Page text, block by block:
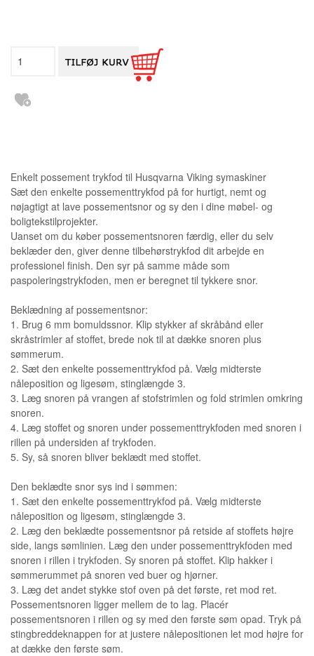
Enkelt possement trykfod til Husqvarna Viking symaskiner
Sæt den enkelte possementtrykfod på for hurtigt, nemt og
nøjagtigt at lave possementsnor og sy den i dine møbel- og
boligtekstilprojekter.
Uanset om du køber possementsnoren færdig, eller du selv
beklæder den, giver denne tilbehørstrykfod dit arbejde en
professionel finish. Den syr på samme måde som
paspoleringstrykfoden, men er beregnet til tykkere snor.
Beklædning af possementsnor:
1. Brug 6 mm bomuldssnor. Klip stykker af skråbånd eller
skråstrimler af stoffet, brede nok til at dække snoren plus
sømmerum.
2. Sæt den enkelte possementtrykfod på. Vælg midterste
nåleposition og ligesøm, stinglængde 3.
3. Læg snoren på vrangen af stofstrimlen og fold strimlen omkring
snoren.
4. Læg stoffet og snoren under possementtrykfoden med snoren i
rillen på undersiden af trykfoden.
5. Sy, så snoren bliver beklædt med stoffet.
Den beklædte snor sys ind i sømmen:
1. Sæt den enkelte possementtrykfod på. Vælg midterste
nåleposition og ligesøm, stinglængde 3.
2. Læg den beklædte possementsnor på retside af stoffets højre
side, langs sømlinien. Læg den under possementtrykfoden med
snoren i rillen i trykfoden. Sy snoren på stoffet. Klip hakker i
sømmerummet på snoren ved buer og hjørner.
3. Læg det andet stykke stof oven på det første, ret mod ret.
Possementsnoren ligger mellem de to lag. Placér
possementsnoren i rillen og sy med den første søm opad. Tryk på
stingbreddeknappen for at justere nålepositionen let mod højre for
at dække den første søm.